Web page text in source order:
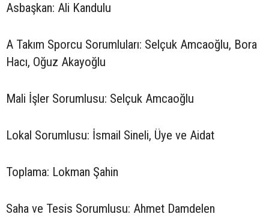
Asbaşkan: Ali Kandulu
A Takım Sporcu Sorumluları: Selçuk Amcaoğlu, Bora
Hacı, Oğuz Akayoğlu
Mali İşler Sorumlusu: Selçuk Amcaoğlu
Lokal Sorumlusu: İsmail Sineli, Üye ve Aidat
Toplama: Lokman Şahin
Saha ve Tesis Sorumlusu: Ahmet Damdelen